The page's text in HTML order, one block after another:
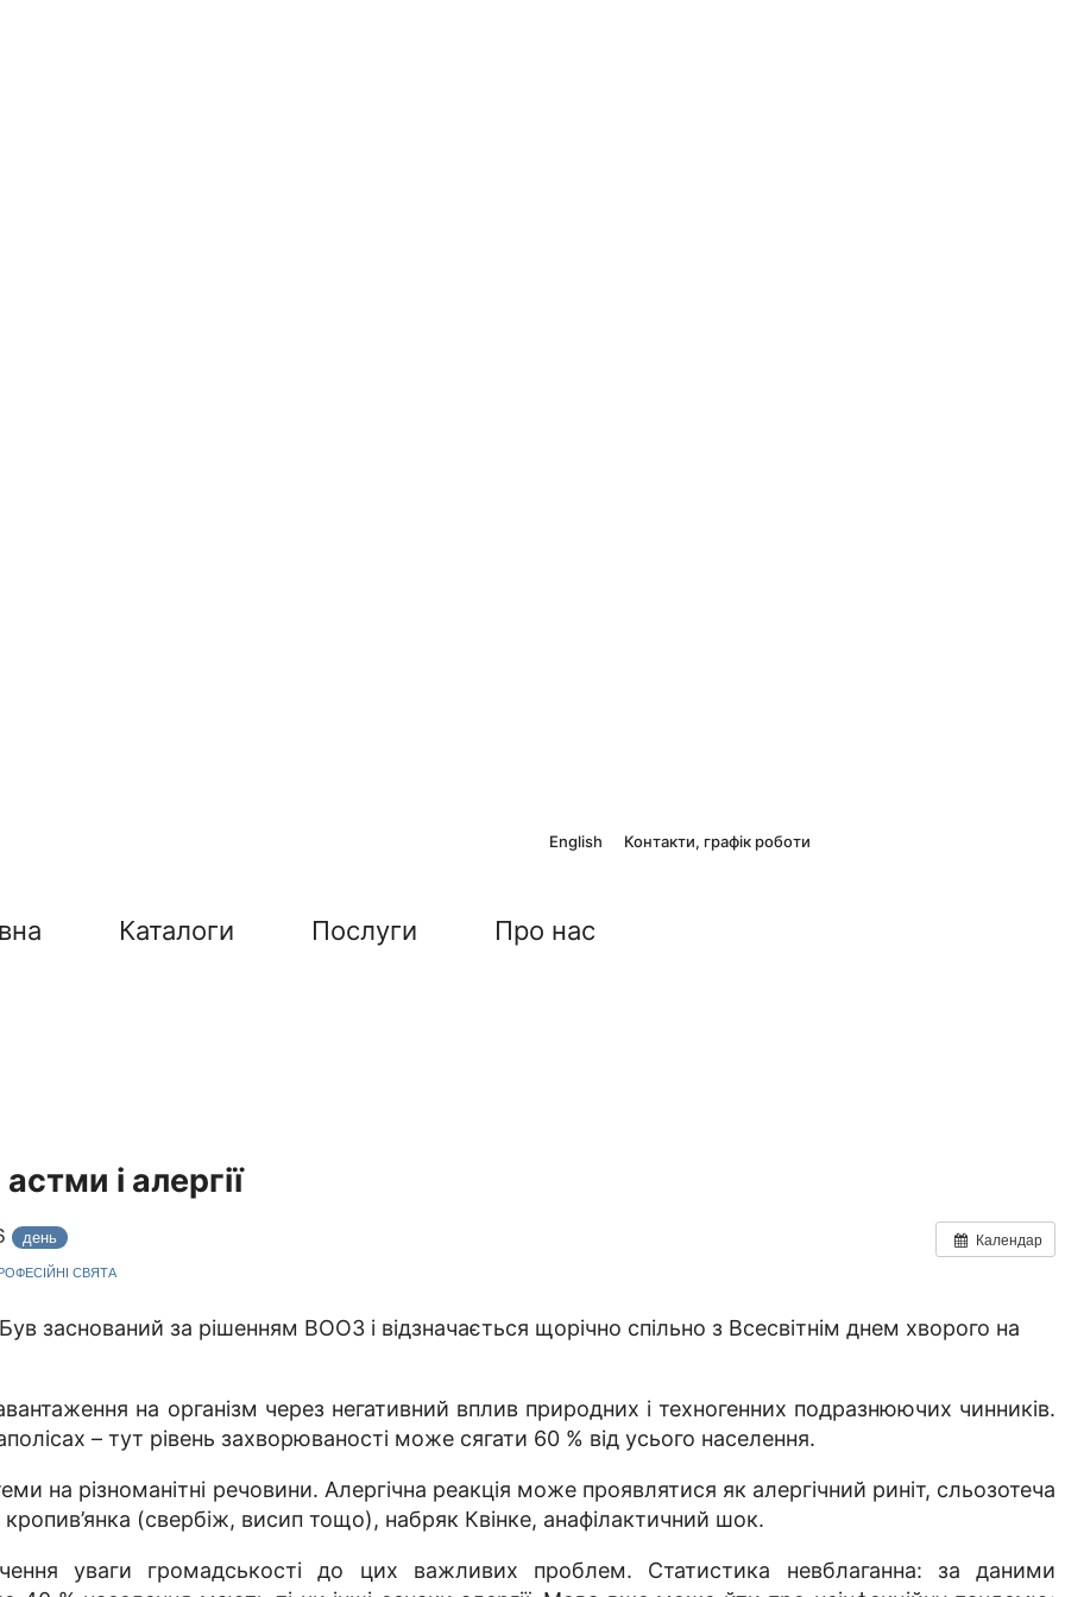
English Контакти, графік роботи
Каталоги Послуги Про нас
і алергії
Календар
день
СВЯТА
Був заснований за рішенням ВООЗ і відзначається щорічно спільно з Всесвітнім днем хворого на
на організм через негативний вплив природних і техногенних подразнюючих чинників.
– тут рівень захворюваності може сягати 60 % від усього населення.
на різноманітні речовини. Алергічна реакція може проявлятися як алергічний риніт, сльозотеча
кропив’янка (свербіж, висип тощо), набряк Квінке, анафілактичний шок.
уваги громадськості до цих важливих проблем. Статистика невблаганна: за даними